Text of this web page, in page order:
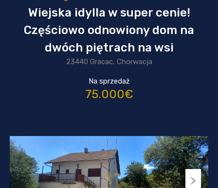
Wiejska idylla w super cenie!
Częściowo odnowiony dom na
dwóch piętrach na wsi
23440 Gracac, Chorwacja
Na sprzedaż
75.000€